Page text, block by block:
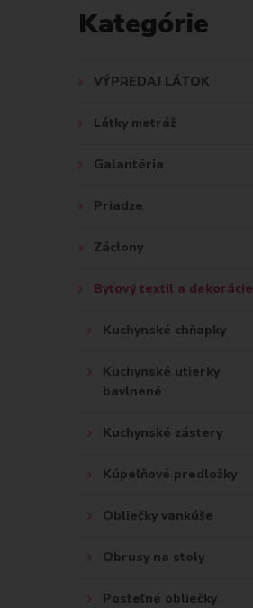
D
Ť
:
Kategórie
VÝPREDAJ LÁTOK
Látky metráž
Galantéria
Priadze
Záclony
Bytový textil a dekorácie
Kuchynské chňapky
Kuchynské utierky
bavlnené
Kuchynské zástery
Kúpeľňové predložky
Obliečky vankúše
Obrusy na stoly
Posteľné obliečky